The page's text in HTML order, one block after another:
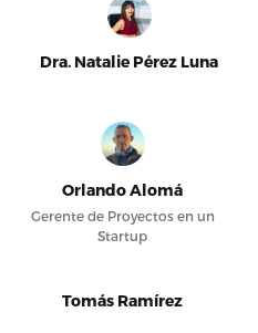
Dra. Natalie Pérez Luna
Orlando Alomá
Gerente de Proyectos en un
Startup
Tomás Ramírez